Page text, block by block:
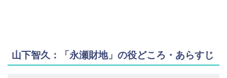
山下智久：「永瀬財地」の役どころ・あらすじ